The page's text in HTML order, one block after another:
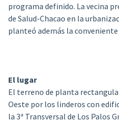
programa definido. La vecina
de Salud-Chacao en la
planteó además la
El lugar
El terreno de planta
Oeste por los linderos con
la 3ª Transversal de Los Palos